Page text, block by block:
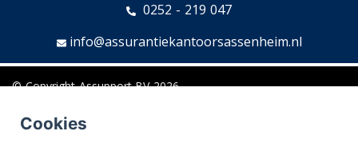
Cookies
0252 - 219 047
info@assurantiekantoorsassenheim.nl
© CopyrightAssupport BV2026
Sitemap